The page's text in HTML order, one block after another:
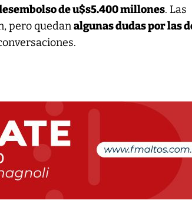
de u$s5.400 millones. Las
pero quedanalgunas dudas por las